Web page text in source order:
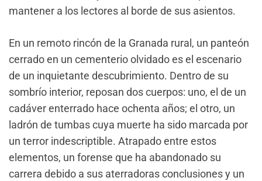
mantener a los lectores al borde de sus asientos.
En un remoto rincón de la Granada rural, un panteón
cerrado en un cementerio olvidado es el escenario
de un inquietante descubrimiento. Dentro de su
sombrío interior, reposan dos cuerpos: uno, el de un
cadáver enterrado hace ochenta años; el otro, un
ladrón de tumbas cuya muerte ha sido marcada por
un terror indescriptible. Atrapado entre estos
elementos, un forense que ha abandonado su
carrera debido a sus aterradoras conclusiones y un